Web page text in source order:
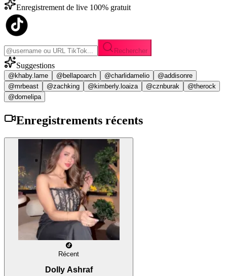
Enregistrement de live 100% gratuit
Rechercher
Suggestions
@khaby.lame @bellapoarch @charlidamelio
@addisonre
@mrbeast
@zachking @kimberly.loaiza @cznburak
@therock
@domelipa
Enregistrements récents
Récent
Dolly Ashraf